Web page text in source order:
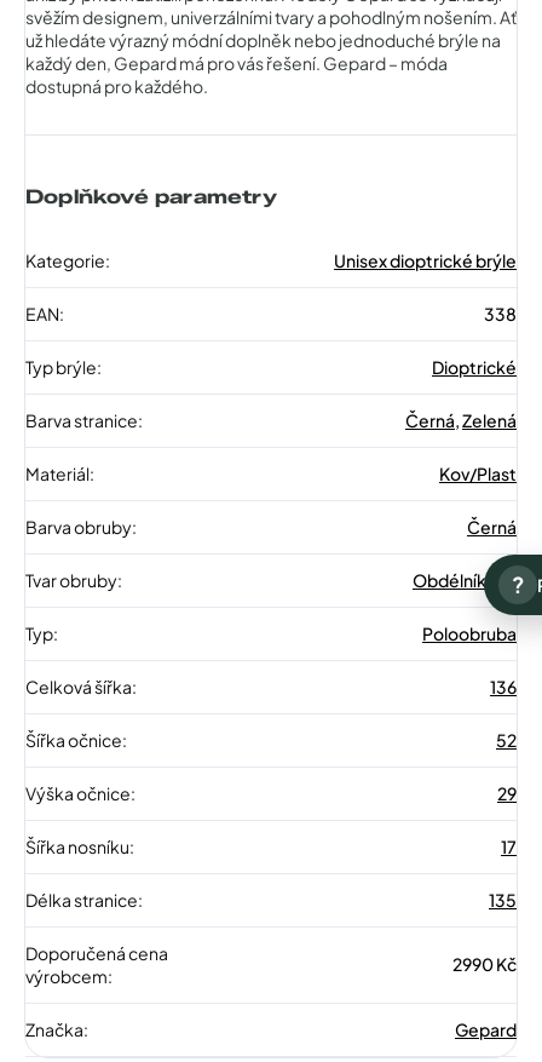
svěžím designem, univerzálními tvary a pohodlným nošením. Ať
už hledáte výrazný módní doplněk nebo jednoduché brýle na
každý den, Gepard má pro vás řešení. Gepard – móda
dostupná pro každého.
Doplňkové parametry
Kategorie: Unisex dioptrické brýle
EAN: 338
Typ brýle: Dioptrické
Barva stranice: Černá,Zelená
Materiál: Kov/Plast
Barva obruby: Černá
Tvar obruby: Obdélníkové
Typ: Poloobruba
Celková šířka: 136
Šířka očnice: 52
Výška očnice: 29
Šířka nosníku: 17
Délka stranice: 135
Doporučená cena
výrobcem:
2990 Kč
Značka: Gepard
?